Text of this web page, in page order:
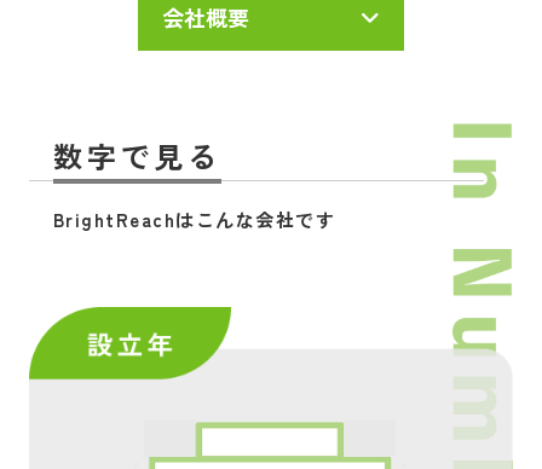
会社概要
数字で見る
BrightReachはこんな会社です